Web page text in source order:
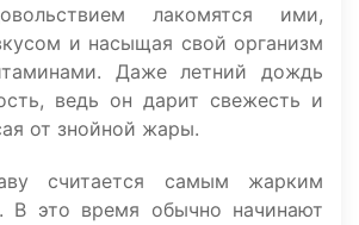
лакомятся ими,
и насыщая свой организм
Даже летний дождь
ведь он дарит свежесть и
от знойной жары.
считается самым жарким
В это время обычно начинают